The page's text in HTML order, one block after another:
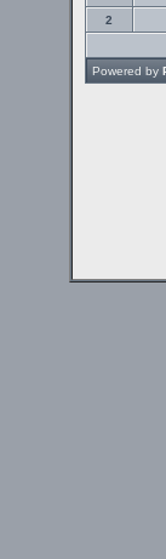
2
Powered by